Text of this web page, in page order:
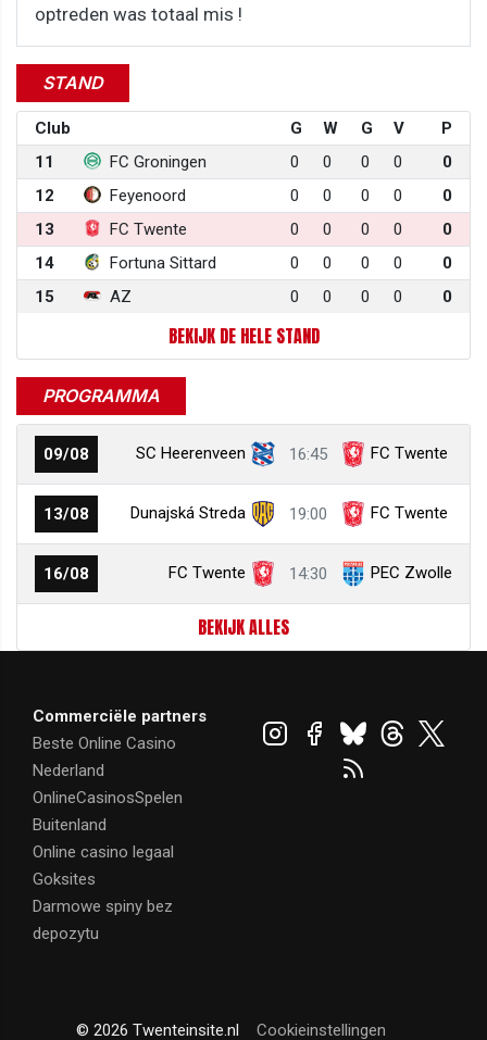
optreden was totaal mis !
STAND
Club G W G V
P
11
FC Groningen 0 0 0 0
0
12
Feyenoord 0 0 0 0
0
13
FC Twente 0 0 0 0
0
14
Fortuna Sittard 0 0 0 0
0
15
AZ 0 0 0 0 0
BEKIJK DE HELE STAND
PROGRAMMA
09/08 SC Heerenveen 16:45 FC Twente
13/08 Dunajská Streda 19:00 FC Twente
16/08 FC Twente 14:30 PEC Zwolle
BEKIJK ALLES
Commerciële partners
Beste Online Casino
Nederland
OnlineCasinosSpelen
Buitenland
Online casino legaal
Goksites
Darmowe spiny bez
depozytu
© 2026 Twenteinsite.nl Cookieinstellingen